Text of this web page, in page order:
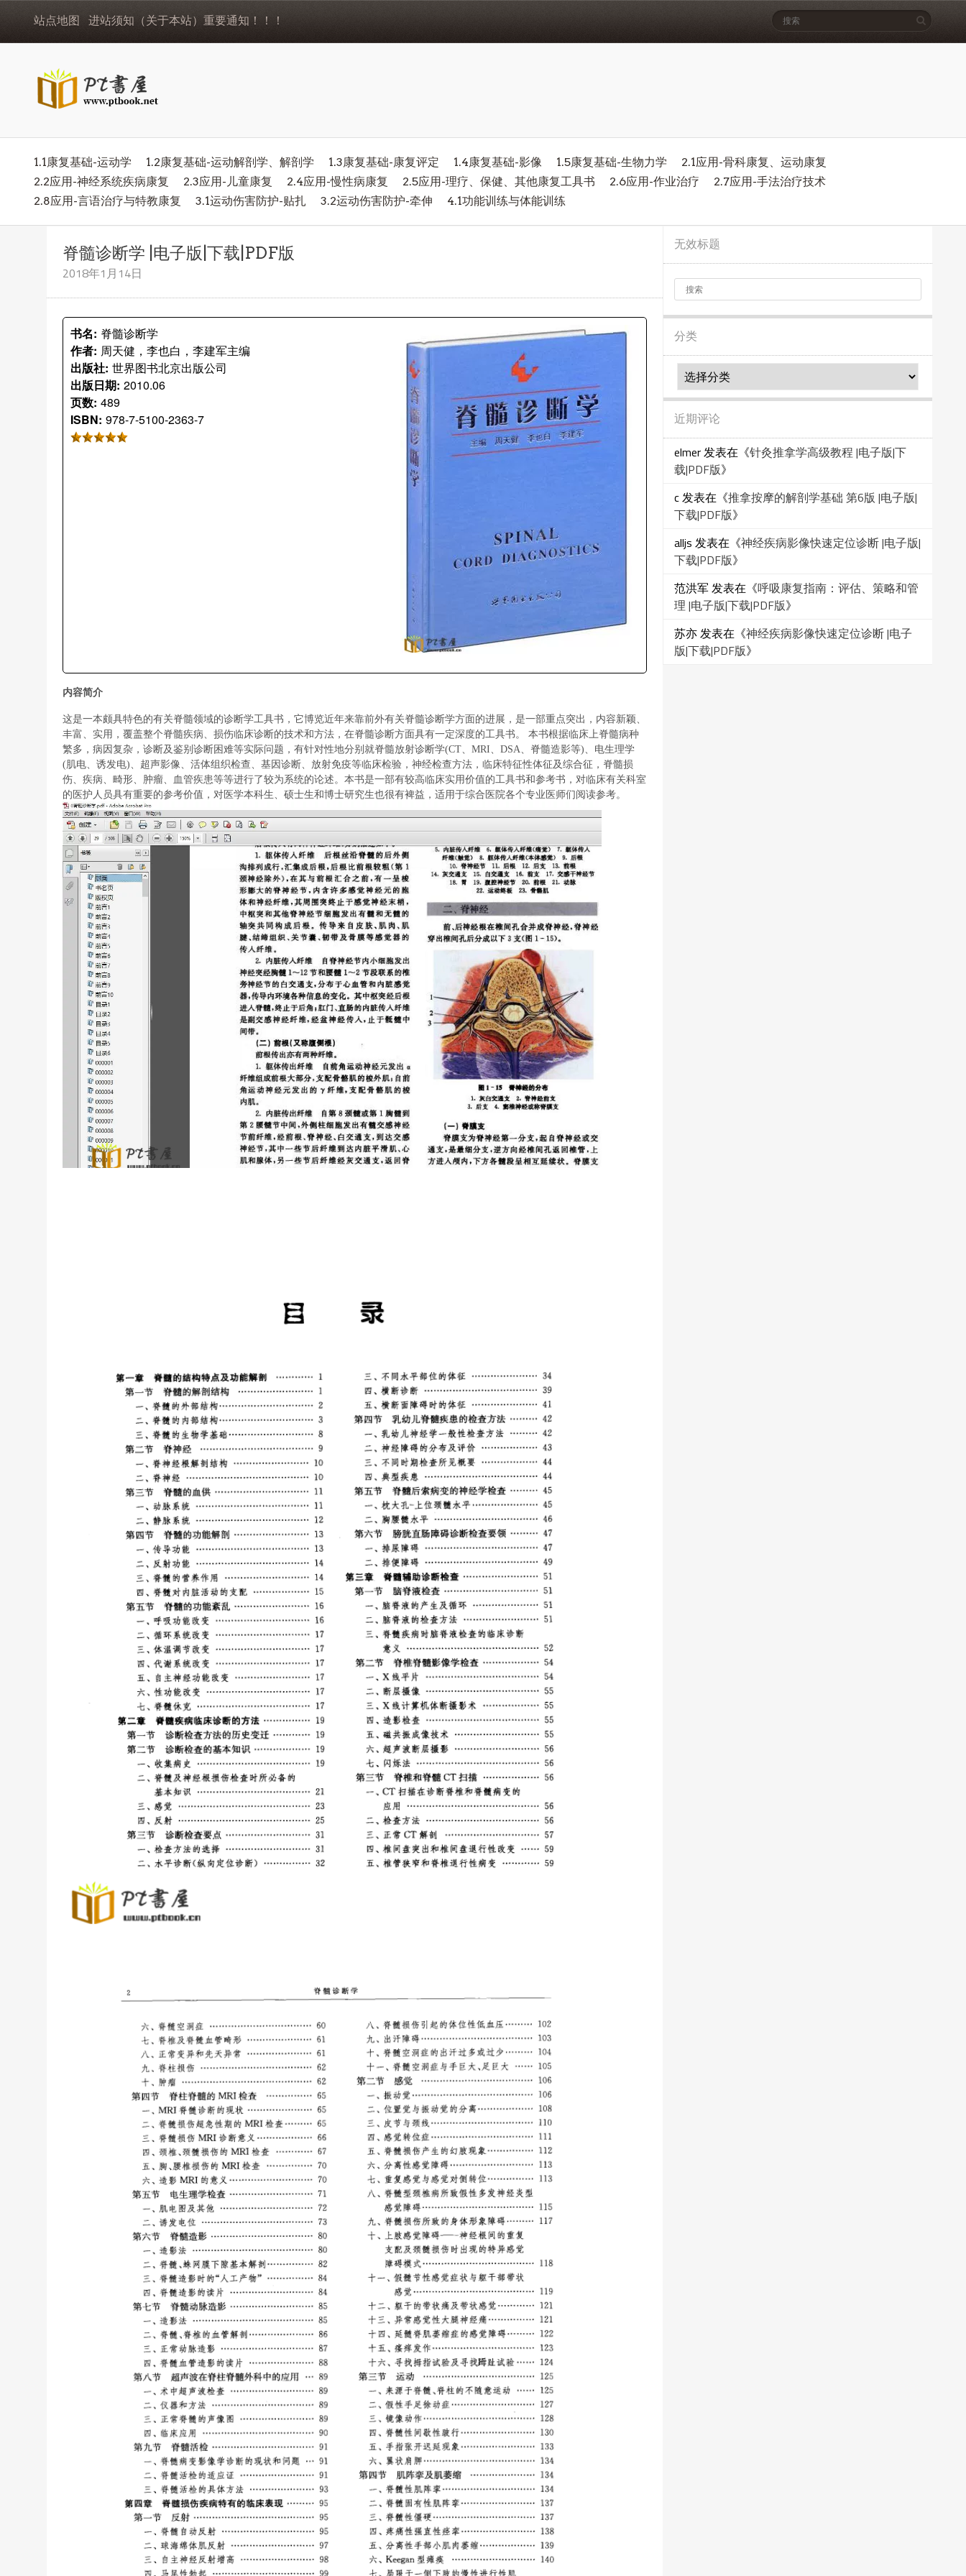
站点地图 进站须知（关于本站）重要通知！！！
1.1康复基础-运动学 1.2康复基础-运动解剖学、解剖学 1.3康复基础-康复评定 1.4康复基础-影像 1.5康复基础-生物力学
2.1应用-骨科康复、运动康复
2.2应用-神经系统疾病康复
2.3应用-儿童康复 2.4应用-慢性病康复 2.5应用-理疗、保健、其他康复工具书 2.6应用-作业治疗
2.7应用-手法治疗技术
2.8应用-言语治疗与特教康复
3.1运动伤害防护-贴扎 3.2运动伤害防护-牵伸 4.1功能训练与体能训练
脊髓诊断学 |电子版|下载|PDF版
2018年1月14日
书名: 脊髓诊断学
作者: 周天健，李也白，李建军主编
出版社: 世界图书北京出版公司
出版日期: 2010.06
页数: 489
ISBN: 978-7-5100-2363-7
内容简介
这是一本颇具特色的有关脊髓领域的诊断学工具书，它博览近年来靠前外有关脊髓诊断学方面的进展，是一部重点突出，内容新颖、
丰富、实用，覆盖整个脊髓疾病、损伤临床诊断的技术和方法，在脊髓诊断方面具有一定深度的工具书。
本书根据临床上脊髓病种
繁多，病因复杂，诊断及鉴别诊断困难等实际问题，有针对性地分别就脊髓放射诊断学(CT、MRI、DSA、脊髓造影等)、电生理学
(肌电、诱发电)、超声影像、活体组织检查、基因诊断、放射免疫等临床检验，神经检查方法，临床特征性体征及综合征，脊髓损
伤、疾病、畸形、肿瘤、血管疾患等等进行了较为系统的论述。 本书是一部有较高临床实用价值的工具书和参考书，对临床有关科室
的医护人员具有重要的参考价值，对医学本科生、硕士生和博士研究生也很有裨益，适用于综合医院各个专业医师们阅读参考。
无效标题
分类
近期评论
elmer发表在《针灸推拿学高级教程 |电子版|下
载|PDF版》
c发表在《推拿按摩的解剖学基础 第6版 |电子版|
下载|PDF版》
alljs 发表在《神经疾病影像快速定位诊断 |电子版|
下载|PDF版》
范洪军发表在《呼吸康复指南：评估、策略和管
理 |电子版|下载|PDF版》
苏亦发表在《神经疾病影像快速定位诊断 |电子
版|下载|PDF版》